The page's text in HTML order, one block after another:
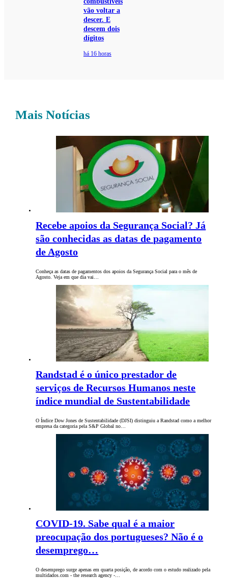
vão voltar a
descer. E
descem dois
dígitos
há 16 horas
Mais Notícias
Recebe apoios da Segurança Social? Já
são conhecidas as datas de pagamento
de Agosto
Conheça as datas de pagamentos dos apoios da Segurança Social para o mês de
Agosto. Veja em que dia vai…
Randstad é o único prestador de
serviços de Recursos Humanos neste
índice mundial de Sustentabilidade
O Índice Dow Jones de Sustentabilidade (DJSI) distinguiu a Randstad como a melhor
empresa da categoria pela S&P Global no…
COVID-19. Sabe qual é a maior
preocupação dos portugueses? Não é o
desemprego…
O desemprego surge apenas em quarta posição, de acordo com o estudo realizado pela
multidados.com - the research agency -…